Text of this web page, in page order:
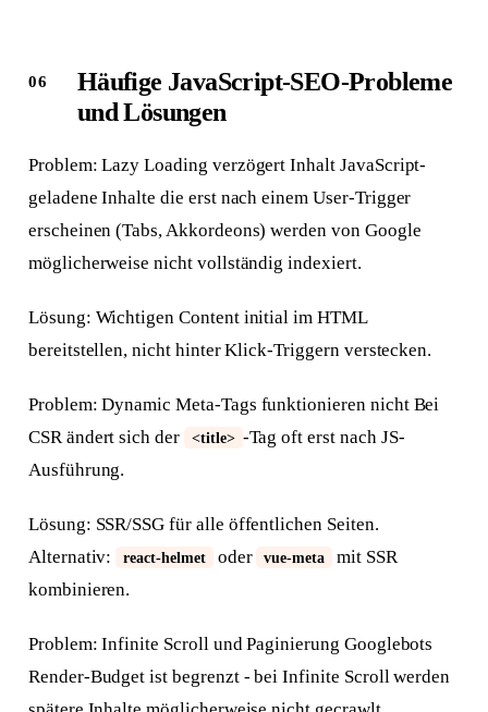
Häufige JavaScript-SEO-Probleme
und Lösungen
Problem: Lazy Loading verzögert Inhalt JavaScript-
geladene Inhalte die erst nach einem User-Trigger
erscheinen (Tabs, Akkordeons) werden von Google
möglicherweise nicht vollständig indexiert.
Lösung: Wichtigen Content initial im HTML
bereitstellen, nicht hinter Klick-Triggern verstecken.
Problem: Dynamic Meta-Tags funktionieren nicht Bei
CSR ändert sich der
<title> -Tag oft erst nach JS-
Ausführung.
Lösung: SSR/SSG für alle öffentlichen Seiten.
Alternativ:
react-helmet oder vue-meta
mit SSR
kombinieren.
Problem: Infinite Scroll und Paginierung Googlebots
Render-Budget ist begrenzt - bei Infinite Scroll werden
Antwort in 24 h
Anliegen wählen
Worum geht's?
Bestehende Website